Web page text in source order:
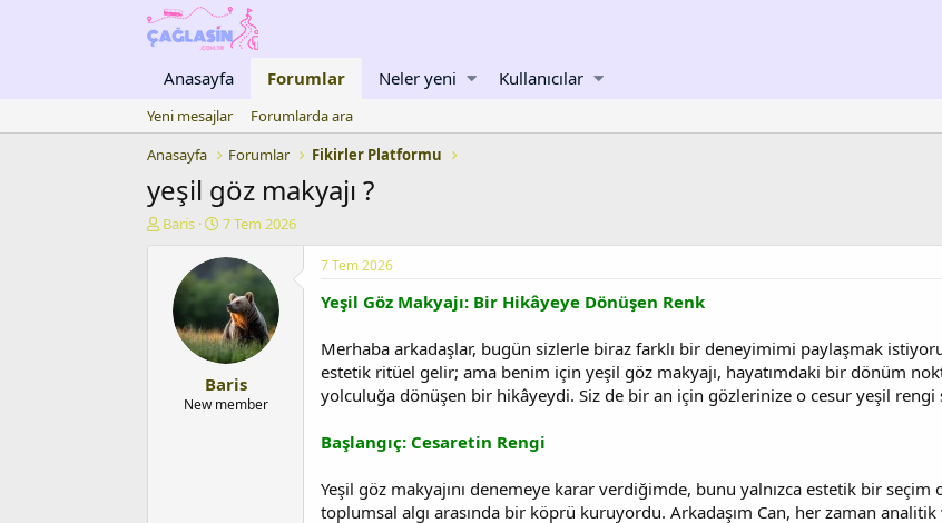
Anasayfa Forumlar Neler yeni Kullanıcılar
Yeni mesajlar
Forumlarda ara
Anasayfa
Forumlar Fikirler Platformu
yeşil göz makyajı ?
K
Baris
B
ş
l
a
n
g
ı
ç
t
7 Tem 2026
Baris
New member
7 Tem 2026
Yeşil Göz Makyajı: Bir Hikâyeye Dönüşen Renk
Merhaba arkadaşlar, bugün sizlerle biraz farklı bir deneyimimi paylaşmak
estetik ritüel gelir; ama benim için yeşil göz makyajı, hayatımdaki bir dönüm
yolculuğa dönüşen bir hikâyeydi. Siz de bir an için gözlerinize o cesur yeşil rengi
Başlangıç: Cesaretin Rengi
Yeşil göz makyajını denemeye karar verdiğimde, bunu yalnızca estetik bir
toplumsal algı arasında bir köprü kuruyordu. Arkadaşım Can, her zaman